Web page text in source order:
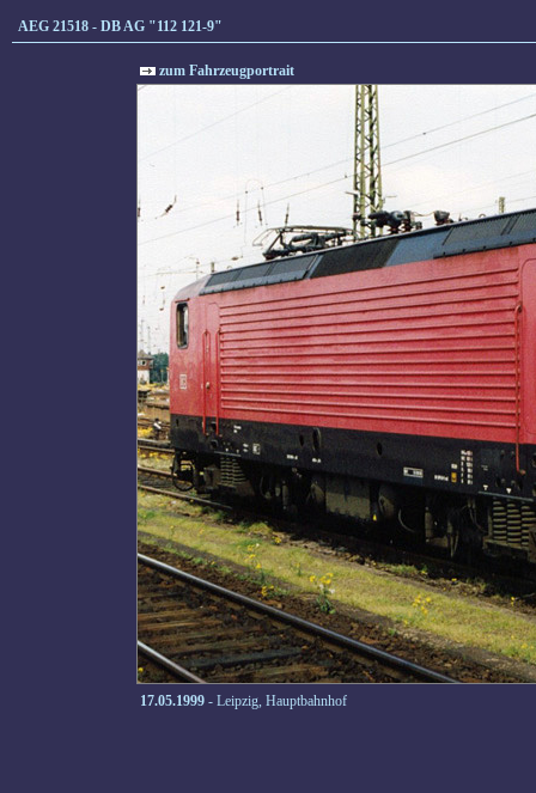
AEG 21518 - DB AG "112 121-9"
zum Fahrzeugportrait
17.05.1999 - Leipzig, Hauptbahnhof